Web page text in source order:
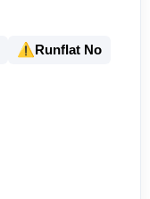
⚠️Runflat No